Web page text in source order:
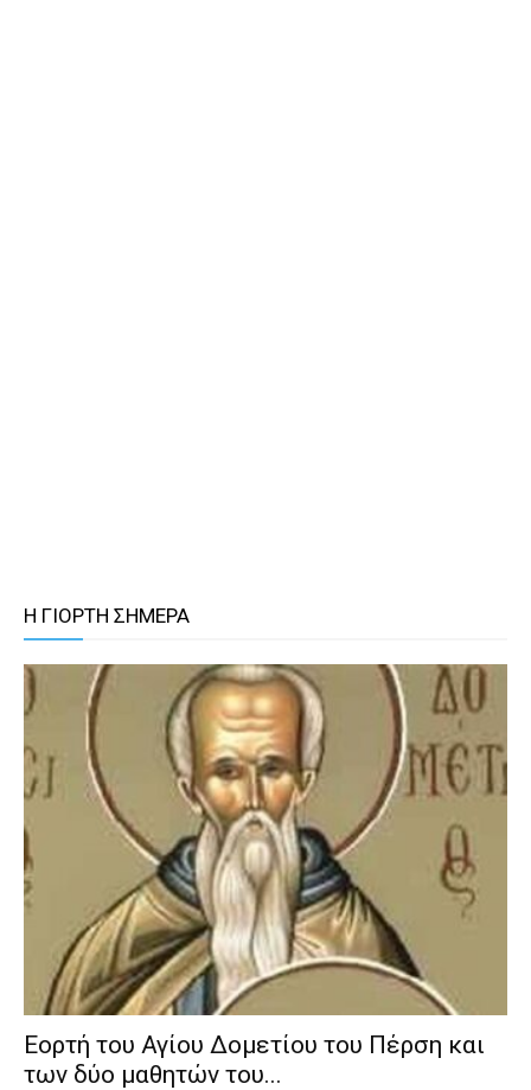
Η ΓΙΟΡΤΗ ΣΗΜΕΡΑ
Εορτή του Αγίου Δομετίου του Πέρση και
των δύο μαθητών του...